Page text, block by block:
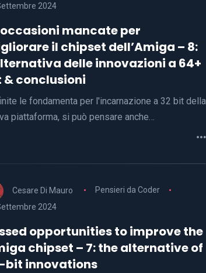
2024
occasioni mancate per
il chipset dell’Amiga – 8:
delle innovazioni a 64+
& conclusioni
le fondamenta per l'incarnazione a 32 bit della
piattaforma, si può pensare anche…
Cesare Di Mauro
Pensieri da Coder
2024
opportunities to improve the
chipset – 7: the alternative of
bit innovations